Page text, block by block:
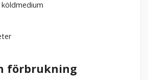
förbrukning